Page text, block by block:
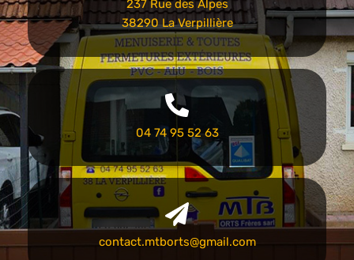
237 Rue des Alpes
38290 La Verpillière
04 74 95 52 63
contact.mtborts@gmail.com